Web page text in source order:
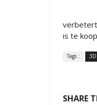
verbetert
is te
Tags : 3D
SHARE